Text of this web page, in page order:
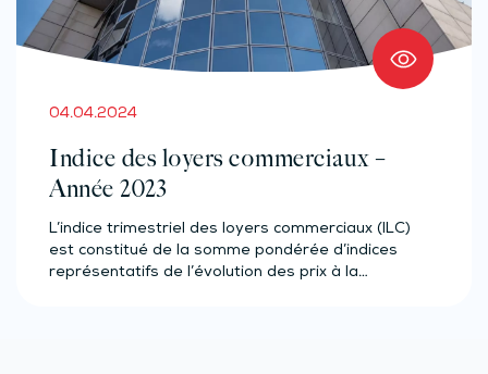
04.04.2024
Indice des loyers commerciaux –
Année 2023
L’indice trimestriel des loyers commerciaux (ILC)
est constitué de la somme pondérée d’indices
représentatifs de l’évolution des prix à la…